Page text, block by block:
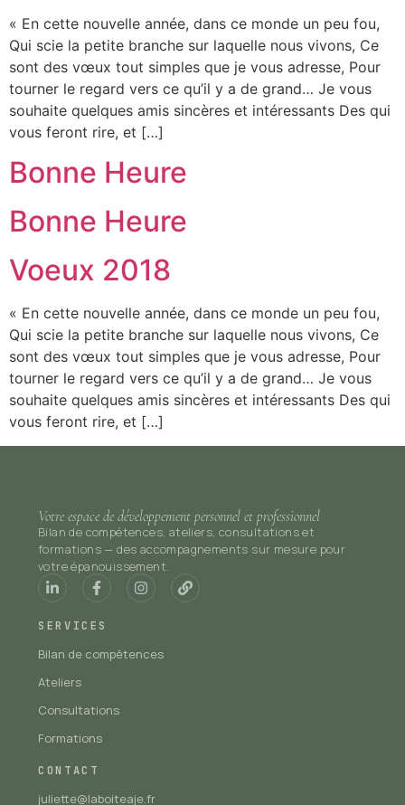
« En cette nouvelle année, dans ce monde un peu fou,
Qui scie la petite branche sur laquelle nous vivons, Ce
sont des vœux tout simples que je vous adresse, Pour
tourner le regard vers ce qu’il y a de grand… Je vous
souhaite quelques amis sincères et intéressants Des qui
vous feront rire, et […]
Bonne Heure
Bonne Heure
Voeux 2018
« En cette nouvelle année, dans ce monde un peu fou,
Qui scie la petite branche sur laquelle nous vivons, Ce
sont des vœux tout simples que je vous adresse, Pour
tourner le regard vers ce qu’il y a de grand… Je vous
souhaite quelques amis sincères et intéressants Des qui
vous feront rire, et […]
Votre espace de développement personnel et professionnel
Bilan de compétences, ateliers, consultations et
formations — des accompagnements sur mesure pour
votre épanouissement.
SERVICES
Bilan de compétences
Ateliers
Consultations
Formations
CONTACT
juliette@laboiteaje.fr